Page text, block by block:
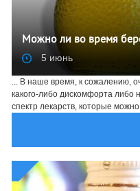
Можно ли во время
5 июнь
... В наше время, к сожалению,
какого-либо дискомфорта либо
спектр лекарств, которые